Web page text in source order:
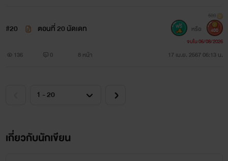
#20 ตอนที่ 20 นัดเดท
136 0 8 หน้า 17 เม.ย. 2567 06:13 น.
หรือ 400
จบใน 06/08/2026
เกี่ยวกับนักเขียน